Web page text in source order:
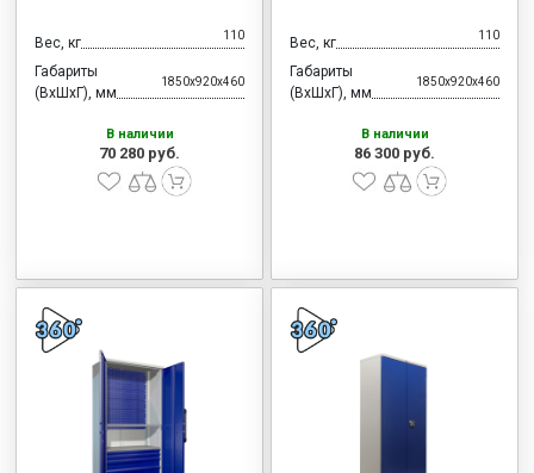
Вес, кг 110
Габариты
(ВхШхГ), мм
1850x920x460
В наличии
70 280 руб.
Вес, кг 110
Габариты
(ВхШхГ), мм
1850x920x460
В наличии
86 300 руб.